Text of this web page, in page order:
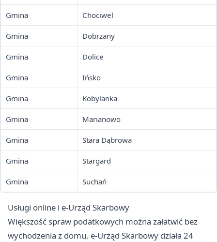
Gmina Chociwel
Gmina Dobrzany
Gmina Dolice
Gmina Ińsko
Gmina Kobylanka
Gmina Marianowo
Gmina Stara Dąbrowa
Gmina Stargard
Gmina Suchań
Usługi online i e-Urząd Skarbowy
Większość spraw podatkowych można załatwić bez
wychodzenia z domu. e-Urząd Skarbowy działa 24